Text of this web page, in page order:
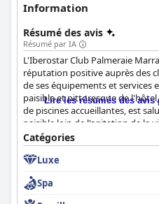
Information
Résumé des avis
Résumé par IA
L'Iberostar Club Palmeraie
réputation positive auprès des
de ses équipements et services
paisible et pittoresque de
de piscines accueillantes, est
paisible loin de l'agitation de la
l'hôtel soit situé à environ 20-25
service de navette gratuit,
pratique aux clients pour
sans les tracas des taxis.
Les clients soulignent
Lire les résumés des avis
Catégories
Luxe
Spa